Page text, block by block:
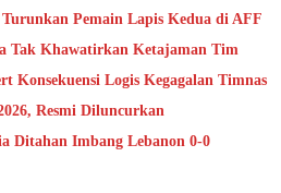
Pemain Lapis Kedua di AFF
Tak Khawatirkan Ketajaman Tim
Konsekuensi Logis Kegagalan Timnas
Resmi Diluncurkan
Ditahan Imbang Lebanon 0-0